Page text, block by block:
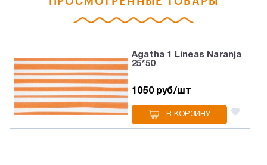
Agatha 1 Lineas Naranja
25*50
1050 руб/шт
В КОРЗИНУ